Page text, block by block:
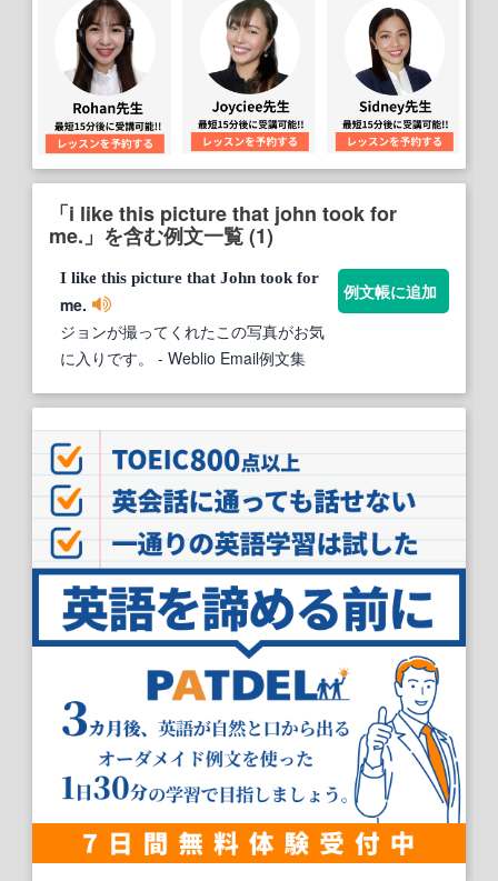
「i like this picture that john took for
me.」を含む例文一覧 (1)
I like this picture that John took for
me.
ジョンが撮ってくれたこの写真がお気
に入りです。
- Weblio Email例文集
例文帳に追加